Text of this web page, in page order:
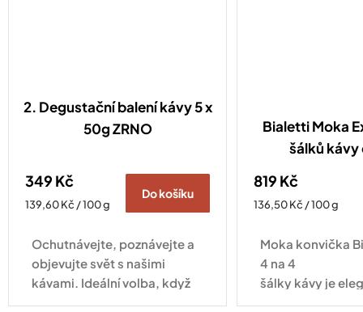
2. Degustační balení kávy 5 x
50g ZRNO
349 Kč
Měrná
139,60 Kč / 100 g
Do košíku
Ochutnávejte, poznávejte a
objevujte svět s našimi
kávami. Ideální volba, když
se nemůžete rozhodnout!
Bialetti Moka
šálků kávy
819 Kč
Měrná
136,50 Kč / 100 g
Moka konvička
4 na 4
šálky kávy je
tradičním